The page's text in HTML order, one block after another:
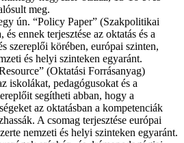
meg.
ún. “Policy Paper” (Szakpolitikai
és ennek terjesztése az oktatás és a
szereplői körében, európai szinten,
és helyi szinteken egyaránt.
(Oktatási Forrásanyag)
iskolákat, pedagógusokat és a
segítheti abban, hogy a
az oktatásban a kompetenciák
A csomag terjesztése európai
nemzeti és helyi szinteken egyaránt.